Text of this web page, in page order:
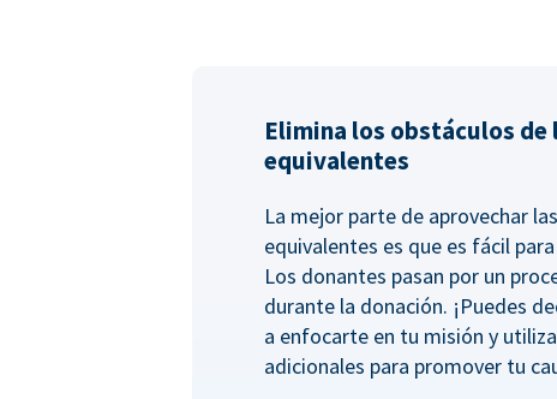
Elimina los obstáculos de
equivalentes
La mejor parte de aprovechar
equivalentes es que es fácil
Los donantes pasan por un
durante la donación. ¡Puedes
a enfocarte en tu misión y
adicionales para promover tu